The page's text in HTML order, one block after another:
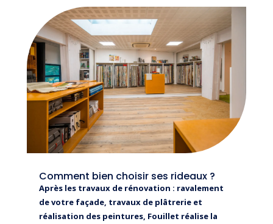
Comment bien choisir ses rideaux ?
Après les travaux de rénovation : ravalement
de votre façade, travaux de plâtrerie et
réalisation des peintures, Fouillet réalise la